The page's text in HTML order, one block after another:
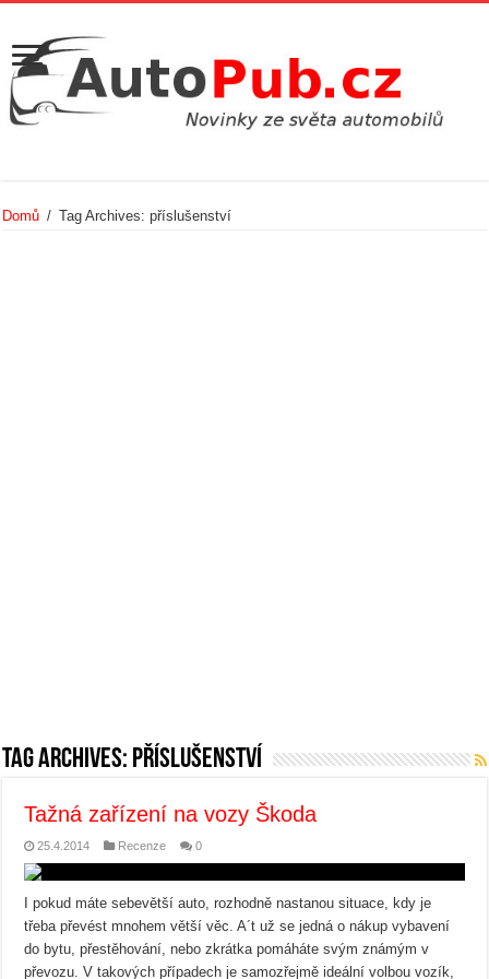
Domů / Tag Archives: příslušenství
Tag Archives: příslušenství
Tažná zařízení na vozy Škoda
25.4.2014 Recenze 0
I pokud máte sebevětší auto, rozhodně nastanou situace, kdy je
třeba převést mnohem větší věc. A´t už se jedná o nákup vybavení
do bytu, přestěhování, nebo zkrátka pomáháte svým známým v
převozu. V takových případech je samozřejmě ideální volbou vozík,